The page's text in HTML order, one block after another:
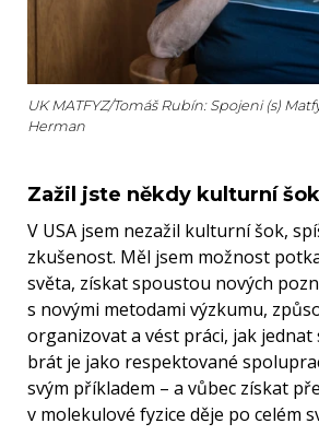
UK MATFYZ/Tomáš Rubín: Spojeni (s)
Herman
Zažil jste někdy kulturní
V USA jsem nezažil kulturní šok,
zkušenost. Měl jsem možnost
světa, získat spoustou nových
s novými metodami výzkumu,
organizovat a vést práci, jak jednat
brát je jako respektované
svým příkladem – a vůbec získat
v molekulové fyzice děje po celém